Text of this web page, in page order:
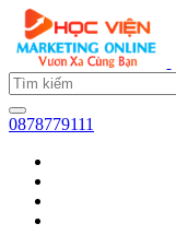
0878779111